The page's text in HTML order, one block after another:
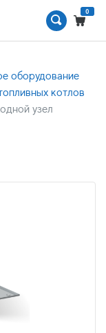
0
оборудование
котлов
узел